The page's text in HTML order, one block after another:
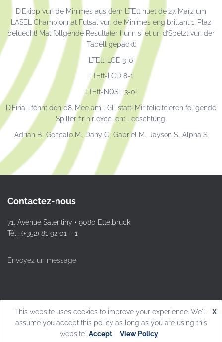
D’Ekipp vun de Minimes aus dem LTEtt huet de 27. März um
LASEL Championnat Futsal vun de Minimes eng brillant 1. Plaz
beluecht! Mat follgende Resultater hunn si et un d’Spëtzt vun der
Tabell gepackt:
LTEtt-LCE 3-0
LTEtt-LCD 8-1
LTEtt-NOSL 3-0!
D’Finall fënnt den 08. Mee am LGL statt! Mir felicitéieren follgende
Spiller fir hir excellent Leeschtung:
Adrian B., Goncalo M., Dany C., Gabriel M., Jayson S., Alpha S.
Contactez-nous
71, Avenue Salentiny • 9080 Ettelbruck
Tél : (+352) 81 92 01 – 1
Envoyez un message
© L.T.Ettelbruck
This website uses cookies to improve your experience. We'll
assume you accept this policy as long as you are using this
website
X
Accept View Policy